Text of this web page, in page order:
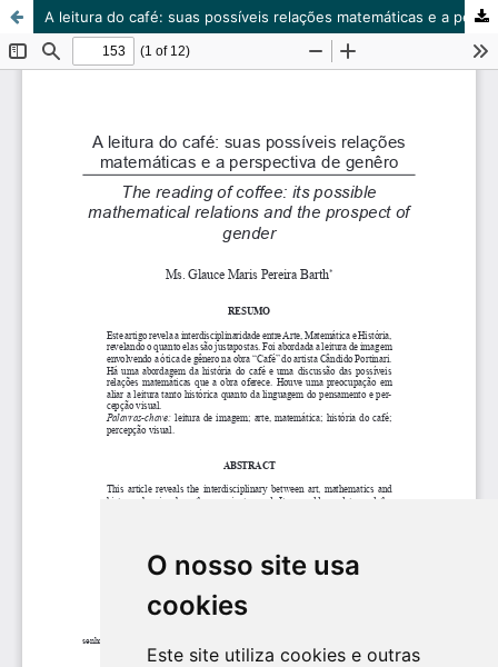
O nosso site usa
cookies
Este site utiliza cookies e outras
A leitura do café: suas possíveis relações matemáticas e a perspectiva de genêro.